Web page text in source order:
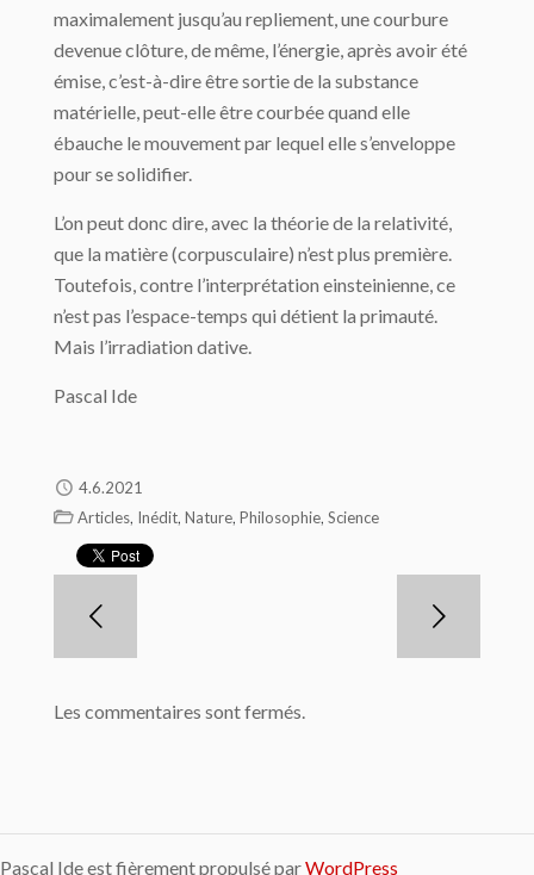
maximalement jusqu’au repliement, une courbure
devenue clôture, de même, l’énergie, après avoir été
émise, c’est-à-dire être sortie de la substance
matérielle, peut-elle être courbée quand elle
ébauche le mouvement par lequel elle s’enveloppe
pour se solidifier.
L’on peut donc dire, avec la théorie de la relativité,
que la matière (corpusculaire) n’est plus première.
Toutefois, contre l’interprétation einsteinienne, ce
n’est pas l’espace-temps qui détient la primauté.
Mais l’irradiation dative.
Pascal Ide
4.6.2021
Articles, Inédit, Nature, Philosophie, Science
Les commentaires sont fermés.
Pascal Ide est fièrement propulsé parWordPress